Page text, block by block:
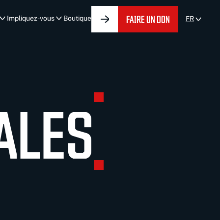
Impliquez-vous Boutique FAIRE UN DON FR